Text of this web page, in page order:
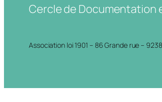
Cercle de Documentation
Association loi 1901 – 86 Grande rue –